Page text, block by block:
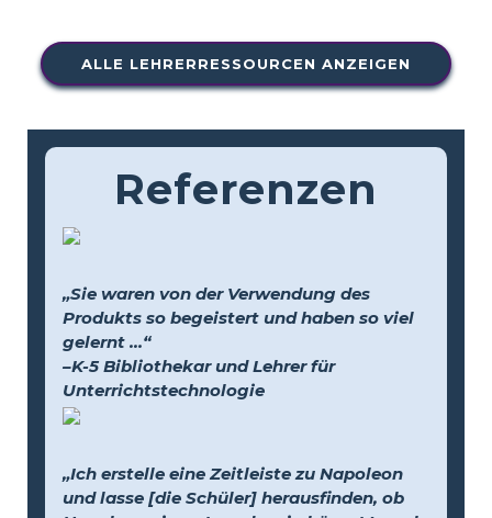
ALLE LEHRERRESSOURCEN ANZEIGEN
Referenzen
„Sie waren von der Verwendung des
Produkts so begeistert und haben so viel
gelernt …“
–K-5 Bibliothekar und Lehrer für
Unterrichtstechnologie
„Ich erstelle eine Zeitleiste zu Napoleon
und lasse [die Schüler] herausfinden, ob